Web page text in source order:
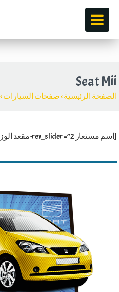
Seat Mii
الصفحة الرئيسية›صفحات السيارات›
[اسم مستعار rev_slider =”2-مقعد الوزارة”]